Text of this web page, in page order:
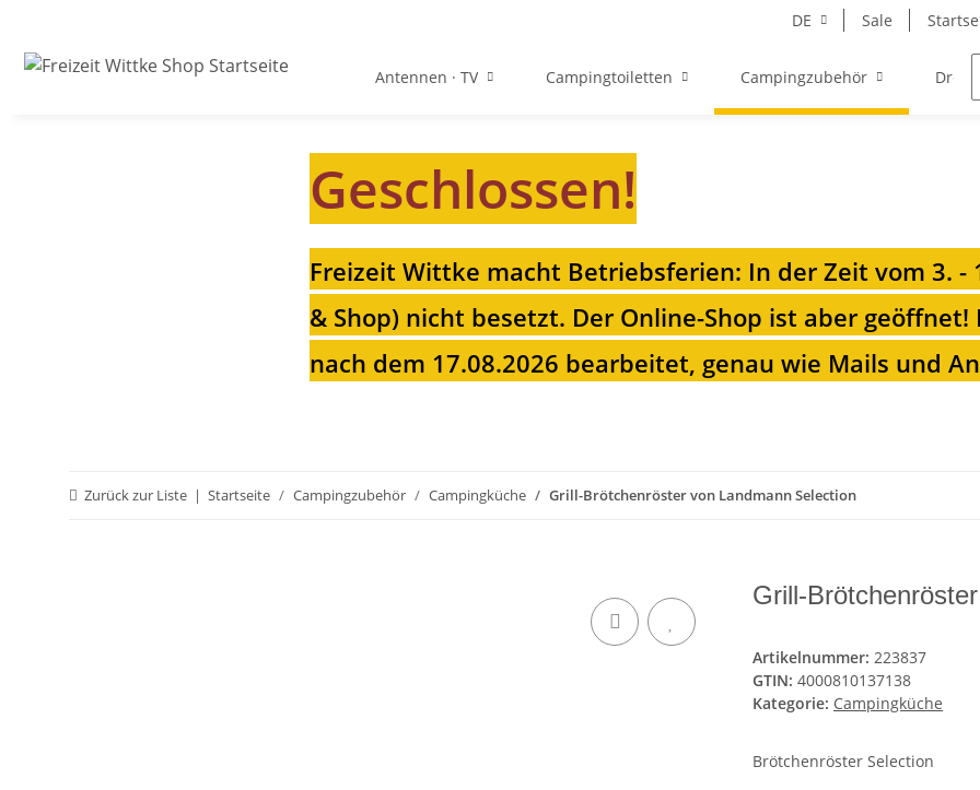
DE Sale
Antennen · TV Campingtoiletten Campingzubehör
Geschlossen!
Freizeit Wittke macht Betriebsferien: In der Zeit vom 3.
& Shop) nicht besetzt. Der Online-Shop ist aber geöffnet!
nach dem 17.08.2026 bearbeitet, genau wie Mails und
Zurück zur Liste Startseite Campingzubehör Campingküche Grill-Brötchenröster von Landmann Selection
Grill-
Artikelnummer: 223837
GTIN: 4000810137138
Kategorie: Campingküche
Brötchenröster Selection